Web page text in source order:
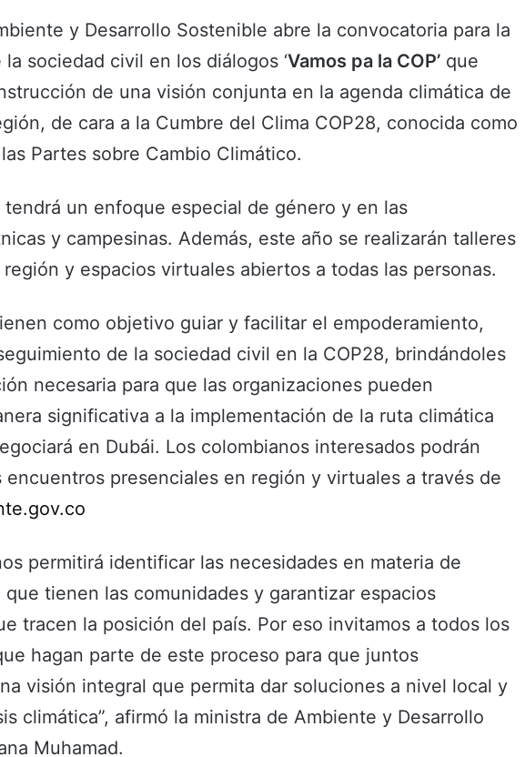
y Desarrollo Sostenible abre la convocatoria para la
sociedad civil en los diálogos ‘Vamos pa la COP’ que
de una visión conjunta en la agenda climática de
de cara a la Cumbre del Clima COP28, conocida como
Partes sobre Cambio Climático.
tendrá un enfoque especial de género y en las
y campesinas. Además, este año se realizarán talleres
y espacios virtuales abiertos a todas las personas.
como objetivo guiar y facilitar el empoderamiento,
de la sociedad civil en la COP28, brindándoles
necesaria para que las organizaciones pueden
significativa a la implementación de la ruta climática
en Dubái. Los colombianos interesados podrán
encuentros presenciales en región y virtuales a través de
permitirá identificar las necesidades en materia de
tienen las comunidades y garantizar espacios
tracen la posición del país. Por eso invitamos a todos los
hagan parte de este proceso para que juntos
visión integral que permita dar soluciones a nivel local y
climática”, afirmó la ministra de Ambiente y Desarrollo
Muhamad.